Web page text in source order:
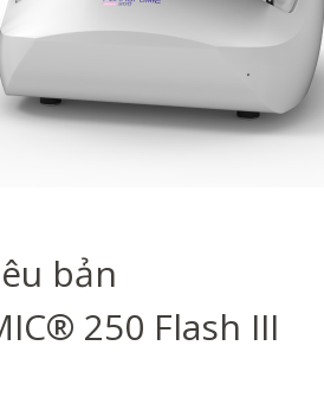
bản
250 Flash III